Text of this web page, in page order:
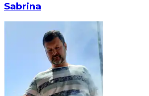
Sabrina